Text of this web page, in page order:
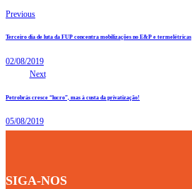
Previous
Terceiro dia de luta da FUP concentra mobilizações no E&P e termelétricas
02/08/2019
Next
Petrobrás cresce “lucro”, mas à custa da privatização!
05/08/2019
SIGA-NOS